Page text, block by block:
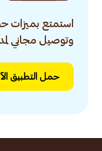
استمتع
وتوصيل مجاني
حمل التطبيق